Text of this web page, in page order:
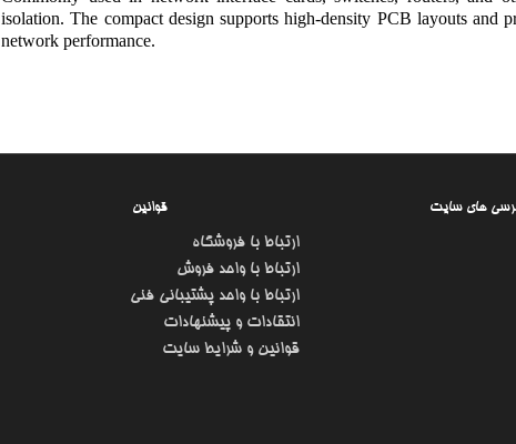
isolation. The compact design supports high-density PCB layouts
network performance.
قوانین
ارتباط با فروشگاه
ارتباط با واحد فروش
ارتباط با واحد پشتیبانی فنی
انتقادات و پیشنهادات
قوانین و شرایط سایت
های سایت